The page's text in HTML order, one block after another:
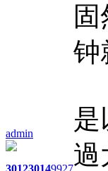
admin
301230149927
钟
是
過